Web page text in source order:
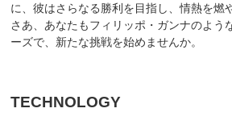
に、彼はさらなる勝利を目指し、情熱を燃
さあ、あなたもフィリッポ・ガンナのよう
ーズで、新たな挑戦を始めませんか。
TECHNOLOGY